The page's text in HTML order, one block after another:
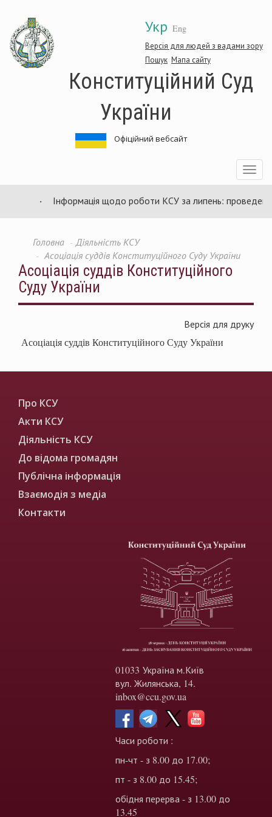
основного
матеріалу
Укр Eng
Версія для людей з вадами зору
Пошук Мапа сайту
Конституційний Суд
України
Офіційний вебсайт
Toggle
Інформація щодо роботи КСУ за липень: проведено
Головна
Діяльність КСУ
Асоціація суддів Конституційного Суду України
Асоціація суддів Конституційного
Суду України
Версія для друку
Асоціація суддів Конституційного Суду України
Про КСУ
Акти КСУ
Діяльність КСУ
До відома громадян
Публічна інформація
Взаємодія з медіа
Контакти
01033 Україна м.Київ
вул. Жилянська, 14.
inbox@ccu.gov.ua
Часи роботи :
пн-чт - з 8.00 до 17.00;
пт - з 8.00 до 15.45;
обідня перерва - з 13.00 до
13.45